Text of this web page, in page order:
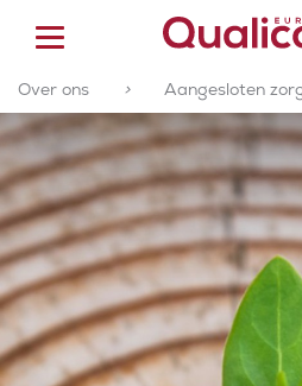
ACCREDITATIE
CERTIFICERING
ACADEMY
ZORGSECTOREN
Over ons > Aangesloten